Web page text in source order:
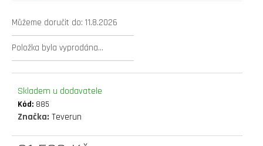
Můžeme doručit do: 11.8.2026
Položka byla vyprodána…
Skladem u dodavatele
Kód: 885
Značka: Teverun
M
E
ox
super
21ah